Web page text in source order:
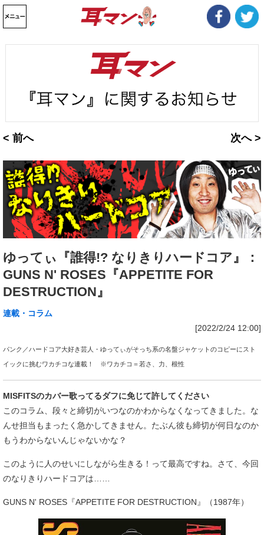
< 前へ 次へ >
ゆってぃ『誰得!? なりきりハードコア』：
GUNS N' ROSES『APPETITE FOR
DESTRUCTION』
連載・コラム
[2022/2/24 12:00]
パンク／ハードコア大好き芸人・ゆってぃがそっち系の名盤ジャケットのコピーにスト
イックに挑むワカチコな連載！ ※ワカチコ＝若さ、力、根性
MISFITSのカバー歌ってるダフに免じて許してください
このコラム、段々と締切がいつなのかわからなくなってきました。な
んせ担当もまったく急かしてきません。たぶん彼も締切が何日なのか
もうわからないんじゃないかな？
このように人のせいにしながら生きる！って最高ですね。さて、今回
のなりきりハードコアは……
GUNS N' ROSES『APPETITE FOR DESTRUCTION』（1987年）